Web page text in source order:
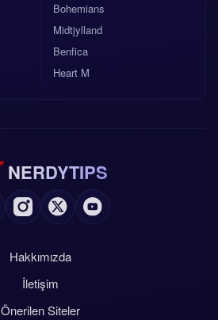
Bohemians
Midtjylland
Benfica
Heart M
NERDYTIPS
Hakkımızda
İletişim
Önerilen Siteler